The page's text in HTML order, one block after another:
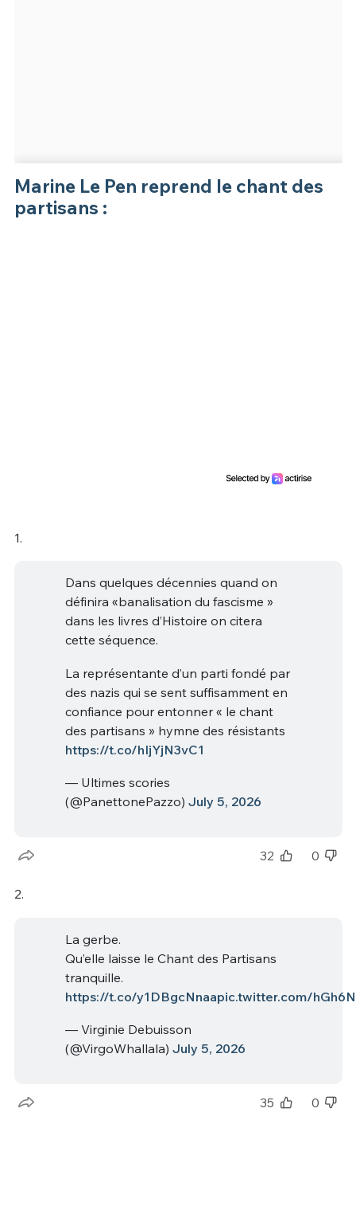
Marine Le Pen reprend le chant des
partisans :
1.
Dans quelques décennies quand on
définira «banalisation du fascisme »
dans les livres d’Histoire on citera
cette séquence.
La représentante d’un parti fondé par
des nazis qui se sent suffisamment en
confiance pour entonner « le chant
des partisans » hymne des résistants
https://t.co/hIjYjN3vC1
— Ultimes scories
(@PanettonePazzo) July 5, 2026
32 0
2.
La gerbe.
Qu’elle laisse le Chant des Partisans
tranquille.
https://t.co/y1DBgcNnaapic.twitter.com/
— Virginie Debuisson
(@VirgoWhallala) July 5, 2026
35 0